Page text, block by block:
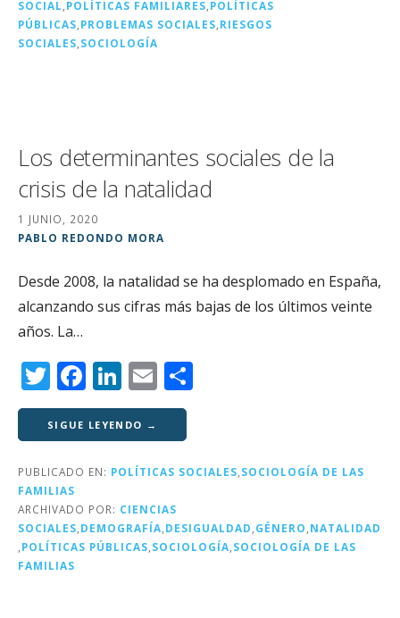
k
SOCIAL POLÍTICAS FAMILIARES POLÍTICAS
PÚBLICAS PROBLEMAS SOCIALES RIESGOS
SOCIALES SOCIOLOGÍA
Los determinantes sociales de la
crisis de la natalidad
1 JUNIO, 2020
PABLO REDONDO MORA
Desde 2008, la natalidad se ha desplomado en España,
alcanzando sus cifras más bajas de los últimos veinte
años. La…
T
w
it
te
r
F
a
c
e
o
o
Li
n
k
e
n
E
m
ai
l p
rt
ir
SIGUE LEYENDO →
PUBLICADO EN: POLÍTICAS SOCIALES SOCIOLOGÍA DE LAS
FAMILIAS
ARCHIVADO POR: CIENCIAS
SOCIALES DEMOGRAFÍA DESIGUALDAD GÉNERO NATALIDAD
POLÍTICAS PÚBLICAS SOCIOLOGÍA SOCIOLOGÍA DE LAS
FAMILIAS